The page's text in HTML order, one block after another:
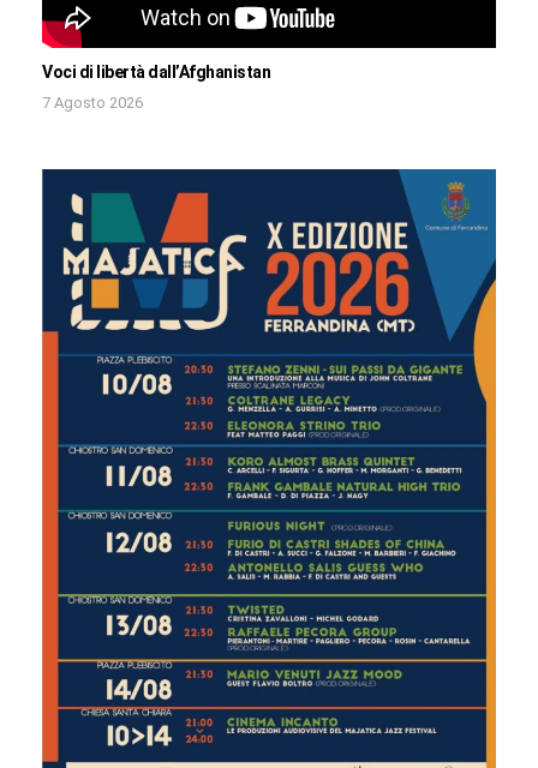
Voci di libertà dall’Afghanistan
7 Agosto 2026